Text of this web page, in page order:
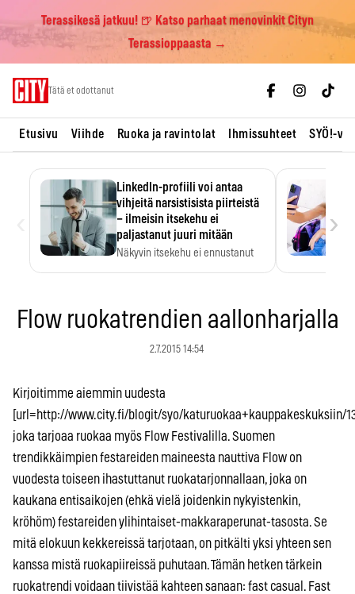
Terassikesä jatkuu! 🍺 Katso parhaat menovinkit Cityn
Terassioppaasta →
Tätä et odottanut
Etusivu Viihde Ruoka ja ravintolat Ihmissuhteet SYÖ!-
LinkedIn-profiili voi antaa
vihjeitä narsistisista piirteistä
– ilmeisin itsekehu ei
paljastanut juuri mitään
Näkyvin itsekehu ei ennustanut
›
Flow ruokatrendien aallonharjalla
2.7.2015 14:54
Kirjoitimme aiemmin uudesta
[url=http://www.city.fi/blogit/syo/katuruokaa+kauppakeskuksiin/
joka tarjoaa ruokaa myös Flow Festivalilla. Suomen
trendikkäimpien festareiden maineesta nauttiva Flow on
vuodesta toiseen ihastuttanut ruokatarjonnallaan, joka on
kaukana entisaikojen (ehkä vielä joidenkin nykyistenkin,
kröhöm) festareiden ylihintaiset-makkaraperunat-tasosta. Se
mitä elokuun kekkereissä tarjotaan, on pitkälti yksi yhteen sen
kanssa mistä ruokapiireissä puhutaan. Tämän hetken tärkein
ruokatrendi voidaan tiivistää kahteen sanaan: fast casual. Fast